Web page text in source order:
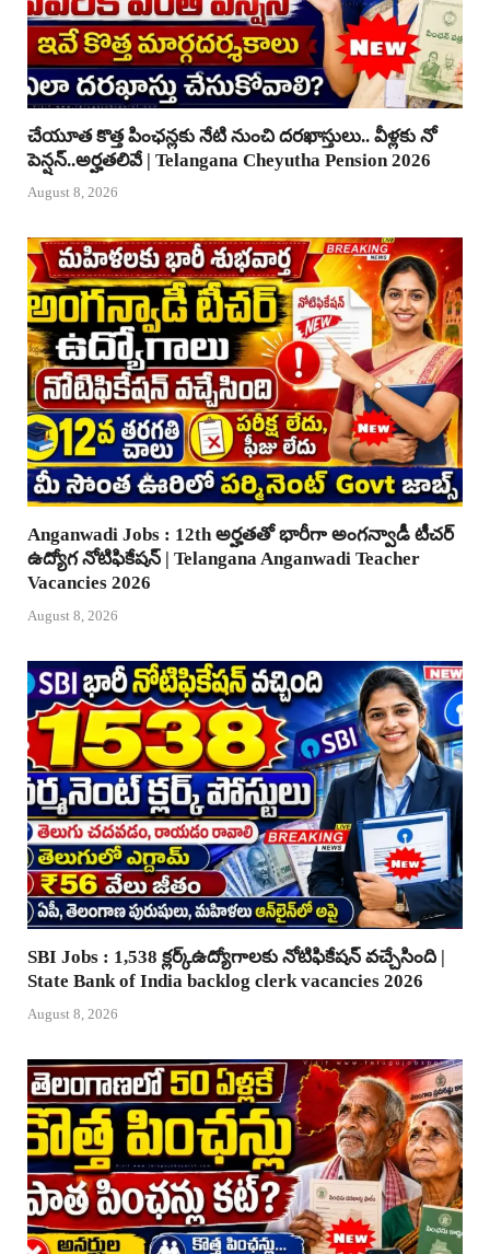
చేయూత కొత్త పింఛన్లకు నేటి నుంచి దరఖాస్తులు.. వీళ్లకు నో
పెన్షన్..అర్హతలివే | Telangana Cheyutha Pension 2026
August 8, 2026
Anganwadi Jobs : 12th అర్హతతో భారీగా అంగన్వాడీ టీచర్
ఉద్యోగ నోటిఫికేషన్ | Telangana Anganwadi Teacher
Vacancies 2026
August 8, 2026
SBI Jobs : 1,538 క్లర్క్ఉద్యోగాలకు నోటిఫికేషన్ వచ్చేసింది |
State Bank of India backlog clerk vacancies 2026
August 8, 2026